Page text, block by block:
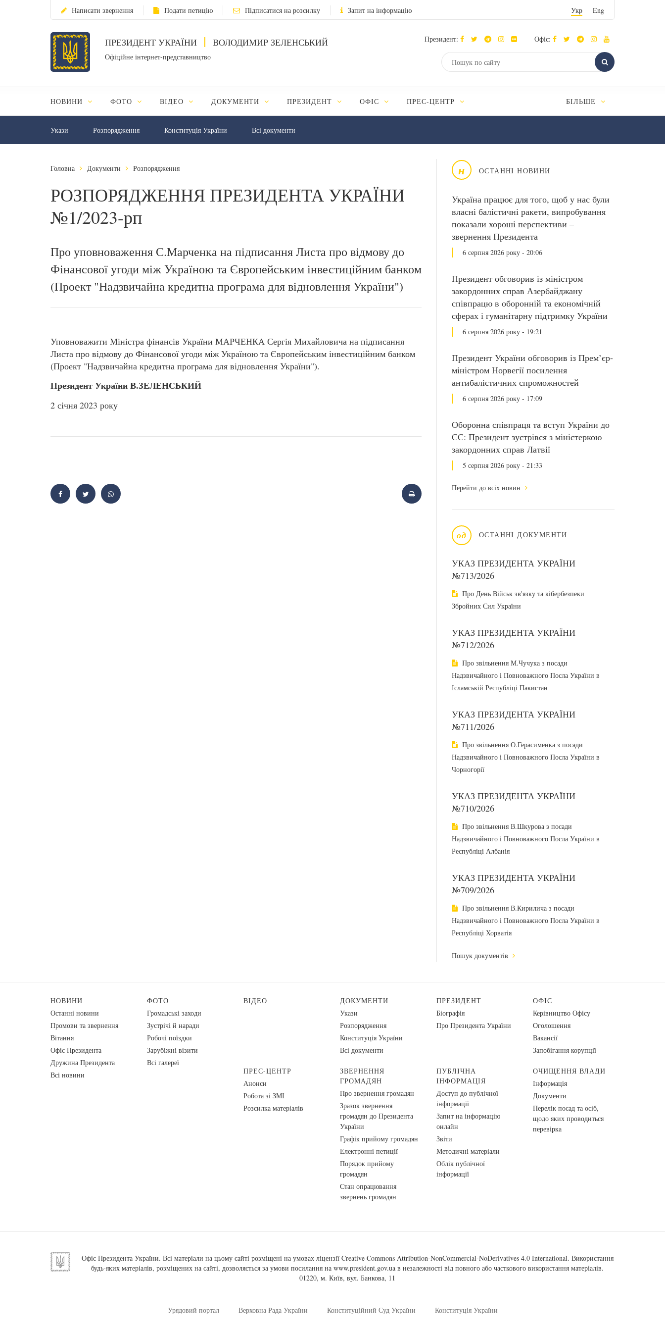
Написати звернення Подати петицію Підписатися на розсилку Запит на інформацію Укр Eng
ПРЕЗИДЕНТ УКРАЇНИ ВОЛОДИМИР ЗЕЛЕНСЬКИЙ
Офіційне інтернет-представництво
Президент: Офіс:
НОВИНИ ФОТО ВІДЕО ДОКУМЕНТИ ПРЕЗИДЕНТ ОФІС ПРЕС-ЦЕНТР БІЛЬШЕ
Укази Розпорядження Конституція України Всі документи
н ОСТАННІ НОВИНИ
Україна працює для того, щоб у нас були
власні балістичні ракети, випробування
показали хороші перспективи –
звернення Президента
6 серпня 2026 року - 20:06
Президент обговорив із міністром
закордонних справ Азербайджану
співпрацю в оборонній та економічній
сферах і гуманітарну підтримку України
6 серпня 2026 року - 19:21
Президент України обговорив із Прем’єр-
міністром Норвегії посилення
антибалістичних спроможностей
6 серпня 2026 року - 17:09
Оборонна співпраця та вступ України до
ЄС: Президент зустрівся з міністеркою
закордонних справ Латвії
5 серпня 2026 року - 21:33
Перейти до всіх новин
од ОСТАННІ ДОКУМЕНТИ
УКАЗ ПРЕЗИДЕНТА УКРАЇНИ
№713/2026
Про День Військ зв'язку та кібербезпеки
Збройних Сил України
УКАЗ ПРЕЗИДЕНТА УКРАЇНИ
№712/2026
Про звільнення М.Чучука з посади
Надзвичайного і Повноважного Посла України в
Ісламській Республіці Пакистан
УКАЗ ПРЕЗИДЕНТА УКРАЇНИ
№711/2026
Про звільнення О.Герасименка з посади
Надзвичайного і Повноважного Посла України в
Чорногорії
УКАЗ ПРЕЗИДЕНТА УКРАЇНИ
№710/2026
Про звільнення В.Шкурова з посади
Надзвичайного і Повноважного Посла України в
Республіці Албанія
УКАЗ ПРЕЗИДЕНТА УКРАЇНИ
№709/2026
Про звільнення В.Кирилича з посади
Надзвичайного і Повноважного Посла України в
Республіці Хорватія
Пошук документів
Головна Документи Розпорядження
РОЗПОРЯДЖЕННЯ ПРЕЗИДЕНТА УКРАЇНИ
№1/2023-рп
Про уповноваження С.Марченка на підписання Листа про відмову до
Фінансової угоди між Україною та Європейським інвестиційним банком
(Проект "Надзвичайна кредитна програма для відновлення України")
Уповноважити Міністра фінансів України МАРЧЕНКА Сергія Михайловича на підписання
Листа про відмову до Фінансової угоди між Україною та Європейським інвестиційним банком
(Проект "Надзвичайна кредитна програма для відновлення України").
Президент України В.ЗЕЛЕНСЬКИЙ
2 січня 2023 року
НОВИНИ
Останні новини
Промови та звернення
Вiтання
Офіс Президента
Дружина Президента
Всі новини
ФОТО
Громадські заходи
Зустрічі й наради
Робочі поїздки
Зарубіжні візити
Всі галереї
ВІДЕО
ДОКУМЕНТИ
Укази
Розпорядження
Конституція України
Всі документи
ПРЕЗИДЕНТ
Біографія
Про Президента України
ОФІС
Керівництво Офісу
Оголошення
Вакансії
Запобігання корупції
ПРЕС-ЦЕНТР
Анонси
Робота зі ЗМІ
Розсилка матеріалів
ЗВЕРНЕННЯ
ГРОМАДЯН
Про звернення громадян
Зразок звернення
громадян до Президента
України
Графік прийому громадян
Електронні петиції
Порядок прийому
громадян
Стан опрацювання
звернень громадян
ПУБЛІЧНА
ІНФОРМАЦІЯ
Доступ до публічної
інформації
Запит на інформацію
онлайн
Звіти
Методичні матеріали
Облік публічної
інформації
ОЧИЩЕННЯ ВЛАДИ
Інформація
Документи
Перелік посад та осіб,
щодо яких проводиться
перевірка
Офіс Президента України. Всі матеріали на цьому сайті розміщені на умовах ліцензії Creative Commons Attribution-NonCommercial-NoDerivatives 4.0 International. Використання
будь-яких матеріалів, розміщених на сайті, дозволяється за умови посилання на www.president.gov.ua в незалежності від повного або часткового використання матеріалів.
01220, м. Київ, вул. Банкова, 11
Урядовий портал Верховна Рада України Конституційний Суд України Конституція України